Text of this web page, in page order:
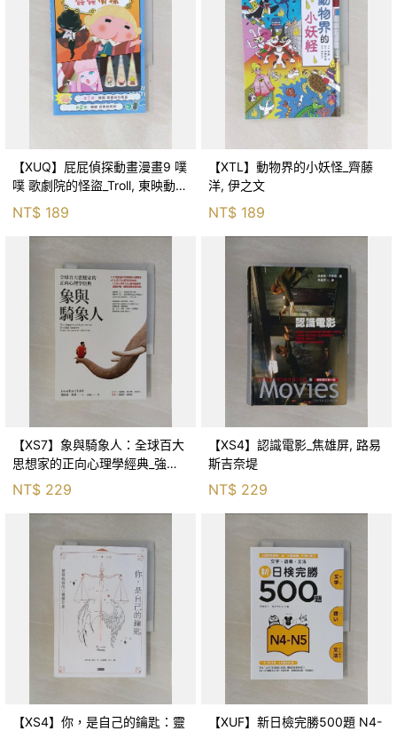
【XUQ】屁屁偵探動畫漫畫9 噗
噗 歌劇院的怪盜_Troll, 東映動畫
株式會社, 張東君
NT$ 189
【XTL】動物界的小妖怪_齊藤
洋, 伊之文
NT$ 189
【XS7】象與騎象人：全球百大
思想家的正向心理學經典_強納
森．海德, 李靜瑤
NT$ 229
【XS4】認識電影_焦雄屏, 路易
斯吉奈堤
NT$ 229
【XS4】你，是自己的鑰匙：靈
【XUF】新日檢完勝500題 N4-